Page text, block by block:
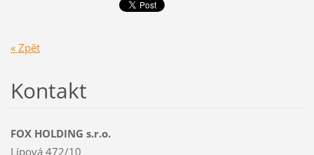
« Zpět
Kontakt
FOX HOLDING s.r.o.
Lípová 472/10